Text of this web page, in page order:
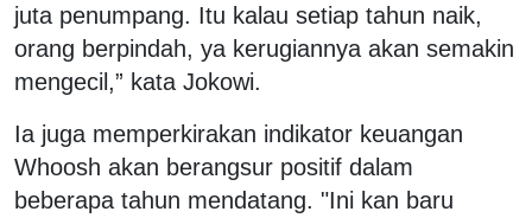
juta penumpang. Itu kalau setiap tahun naik,
orang berpindah, ya kerugiannya akan semakin
mengecil,” kata Jokowi.
Ia juga memperkirakan indikator keuangan
Whoosh akan berangsur positif dalam
beberapa tahun mendatang. "Ini kan baru